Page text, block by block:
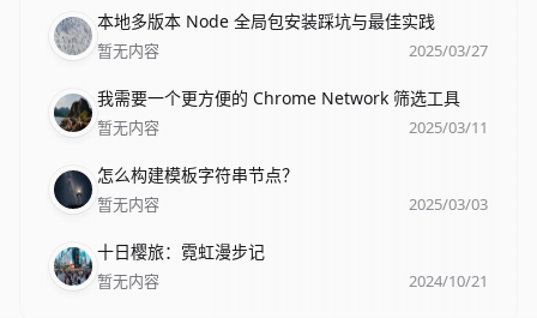
标题
本地多版本 Node 全局包安装踩坑与最佳实践
描述
暂无内容
日期
2025/03/27
标题
我需要一个更方便的 Chrome Network 筛选工具
描述
暂无内容
日期
2025/03/11
标题
怎么构建模板字符串节点？
描述
暂无内容
日期
2025/03/03
标题
十日樱旅：霓虹漫步记
描述
暂无内容
日期
2024/10/21